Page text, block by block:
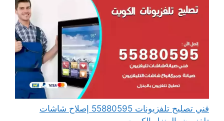
فني تصليح تلفزيونات 55880595 إصلاح شاشات